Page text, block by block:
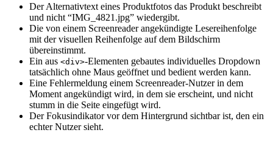
Der Alternativtext eines Produktfotos das Produkt beschreibt
und nicht “IMG_4821.jpg” wiedergibt.
Die von einem Screenreader angekündigte Lesereihenfolge
mit der visuellen Reihenfolge auf dem Bildschirm
übereinstimmt.
Ein aus <div>-Elementen gebautes individuelles Dropdown
tatsächlich ohne Maus geöffnet und bedient werden kann.
Eine Fehlermeldung einem Screenreader-Nutzer in dem
Moment angekündigt wird, in dem sie erscheint, und nicht
stumm in die Seite eingefügt wird.
Der Fokusindikator vor dem Hintergrund sichtbar ist, den ein
echter Nutzer sieht.